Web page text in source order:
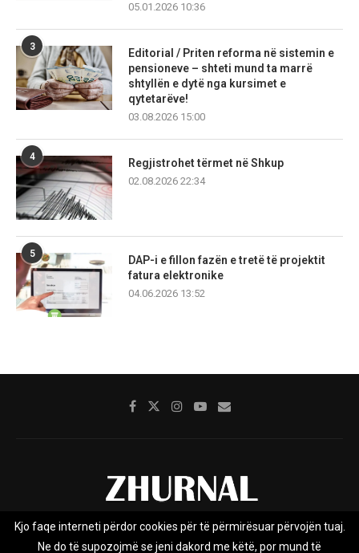
05.01.2026 10:36
3
Editorial / Priten reforma në sistemin e
pensioneve – shteti mund ta marrë
shtyllën e dytë nga kursimet e
qytetarëve!
03.08.2026 15:00
4
Regjistrohet tërmet në Shkup
02.08.2026 22:34
5
DAP-i e fillon fazën e tretë të projektit
fatura elektronike
04.06.2026 13:52
Rreth nesh Impresumi Marketing
Kjo faqe interneti përdor cookies për të përmirësuar përvojën tuaj.
Ne do të supozojmë se jeni dakord me këtë, por mund të